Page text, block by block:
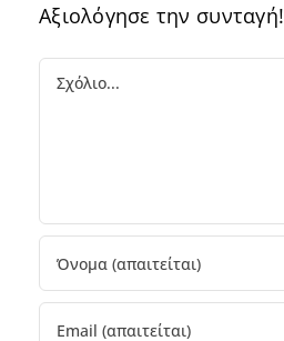
Αξιολόγησε την συνταγή!
Comment